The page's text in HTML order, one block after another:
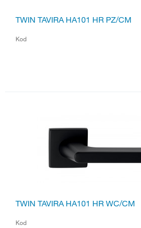
TWIN TAVIRA HA101 HR PZ/CM
Kod
TWIN TAVIRA HA101 HR WC/CM
Kod